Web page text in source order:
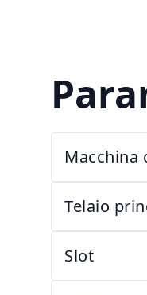
Macchina
Telaio
Slot